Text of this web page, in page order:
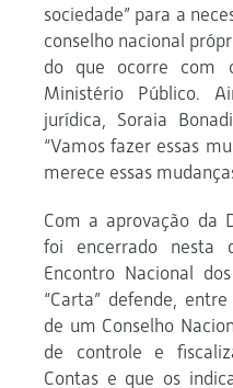
sociedade” para a
conselho nacional
do que ocorre com
Ministério Público.
jurídica, Soraia
“Vamos fazer essas
merece essas
Com a aprovação da
foi encerrado nesta
Encontro Nacional
“Carta” defende,
de um Conselho
de controle e
Contas e que os